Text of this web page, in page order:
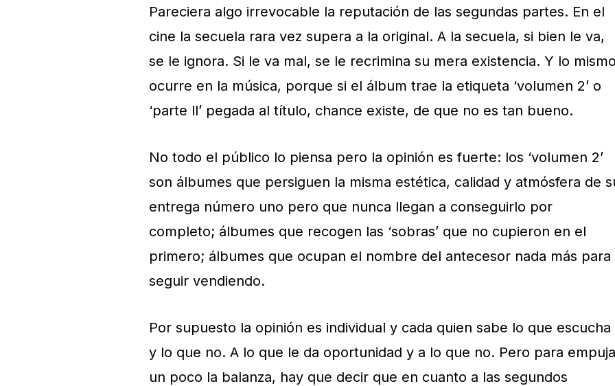
Pareciera algo irrevocable la reputación de las segundas partes. En el
cine la secuela rara vez supera a la original. A la secuela, si bien le va,
se le ignora. Si le va mal, se le recrimina su mera existencia. Y lo mismo
ocurre en la música, porque si el álbum trae la etiqueta ‘volumen 2’ o
‘parte ll’ pegada al título, chance existe, de que no es tan bueno.
No todo el público lo piensa pero la opinión es fuerte: los ‘volumen 2’
son álbumes que persiguen la misma estética, calidad y atmósfera de
entrega número uno pero que nunca llegan a conseguirlo por
completo; álbumes que recogen las ‘sobras’ que no cupieron en el
primero; álbumes que ocupan el nombre del antecesor nada más para
seguir vendiendo.
Por supuesto la opinión es individual y cada quien sabe lo que escucha
y lo que no. A lo que le da oportunidad y a lo que no. Pero para
un poco la balanza, hay que decir que en cuanto a las segundos